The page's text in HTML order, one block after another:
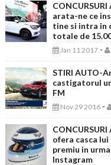
arata-ne ce
tine si intra in
totale de
Jan 11 2017 -
STIRI AUTO-
castigatorul
FM
Nov 29 2016 -
ofera casca
premiu in
Instagram